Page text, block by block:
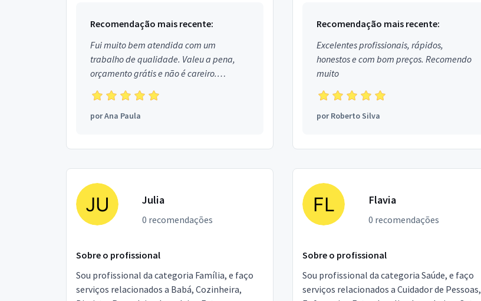
Recomendação mais recente:
Fui muito bem atendida com um
trabalho de qualidade. Valeu a pena,
orçamento grátis e não é careiro.
Obrigada!
porAna Paula
Recomendação mais recente:
Excelentes profissionais, rápidos,
honestos e com bom preços. Recomendo
muito
porRoberto Silva
Julia
0 recomendações
Sobre o profissional
Sou profissional da categoria Família, e faço
serviços relacionados a Babá, Cozinheira,
Flavia
0 recomendações
Sobre o profissional
Sou profissional da categoria Saúde, e faço
serviços relacionados a Cuidador de Pessoas,